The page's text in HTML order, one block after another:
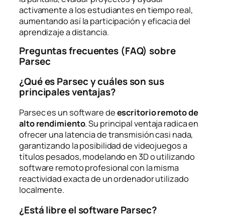
activamente a los estudiantes en tiempo real,
aumentando así la participación y eficacia del
aprendizaje a distancia.
Preguntas frecuentes (FAQ) sobre
Parsec
¿Qué es Parsec y cuáles son sus
principales ventajas?
Parsec es un software deescritorio remoto de
alto rendimiento. Su principal ventaja radica en
ofrecer una latencia de transmisión casi nada,
garantizando la posibilidad de videojuegos a
títulos pesados, modelando en 3D o utilizando
software remoto profesional con la misma
reactividad exacta de un ordenador utilizado
localmente.
¿Está libre el software Parsec?